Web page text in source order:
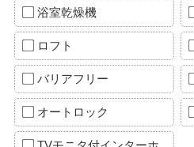
浴室乾燥機
ロフト
バリアフリー
オートロック